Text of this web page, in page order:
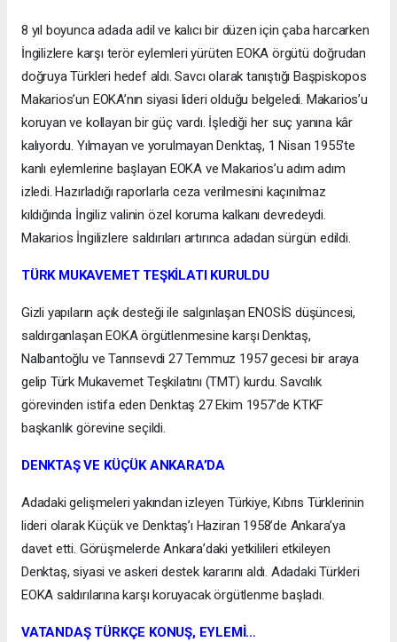
8 yıl boyunca adada adil ve kalıcı bir düzen için çaba harcarken
İngilizlere karşı terör eylemleri yürüten EOKA örgütü doğrudan
doğruya Türkleri hedef aldı. Savcı olarak tanıştığı Başpiskopos
Makarios’un EOKA’nın siyasi lideri olduğu belgeledi. Makarios’u
koruyan ve kollayan bir güç vardı. İşlediği her suç yanına kâr
kalıyordu. Yılmayan ve yorulmayan Denktaş, 1 Nisan 1955’te
kanlı eylemlerine başlayan EOKA ve Makarios’u adım adım
izledi. Hazırladığı raporlarla ceza verilmesini kaçınılmaz
kıldığında İngiliz valinin özel koruma kalkanı devredeydi.
Makarios İngilizlere saldırıları artırınca adadan sürgün edildi.
TÜRK MUKAVEMET TEŞKİLATI KURULDU
Gizli yapıların açık desteği ile salgınlaşan ENOSİS düşüncesi,
saldırganlaşan EOKA örgütlenmesine karşı Denktaş,
Nalbantoğlu ve Tanrısevdi 27 Temmuz 1957 gecesi bir araya
gelip Türk Mukavemet Teşkilatını (TMT) kurdu. Savcılık
görevinden istifa eden Denktaş 27 Ekim 1957’de KTKF
başkanlık görevine seçildi.
DENKTAŞ VE KÜÇÜK ANKARA’DA
Adadaki gelişmeleri yakından izleyen Türkiye, Kıbrıs Türklerinin
lideri olarak Küçük ve Denktaş’ı Haziran 1958’de Ankara’ya
davet etti. Görüşmelerde Ankara’daki yetkilileri etkileyen
Denktaş, siyasi ve askeri destek kararını aldı. Adadaki Türkleri
EOKA saldırılarına karşı koruyacak örgütlenme başladı.
VATANDAŞ TÜRKÇE KONUŞ, EYLEMİ…